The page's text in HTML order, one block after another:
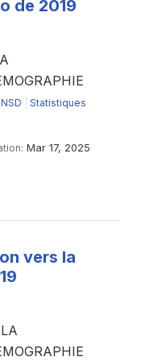
de 2019
Statistiques
Mar 17, 2025
vers la